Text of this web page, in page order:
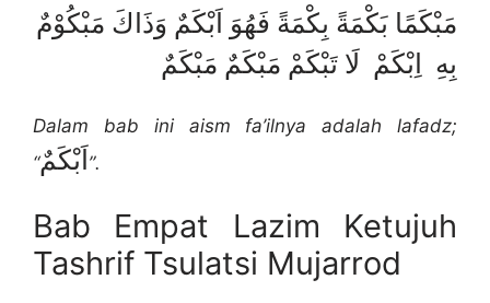
مَبْكَمًا بَكْمَةً بِكْمَةً فَهُوَ اَبْكَمٌ وَذَاكَ مَبْكُوْمٌ
بِهِ اِبْكَمْ لَا تَبْكَمْ مَبْكَمٌ مَبْكَمٌ
Dalam bab ini aism fa’ilnya adalah lafadz;
“اَبْكَمٌ ”.
Bab Empat Lazim Ketujuh
Tashrif Tsulatsi Mujarrod